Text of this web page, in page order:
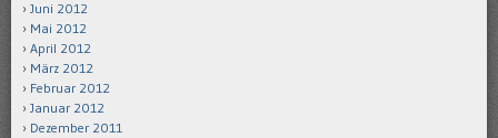
Juni 2012
Mai 2012
April 2012
März 2012
Februar 2012
Januar 2012
Dezember 2011